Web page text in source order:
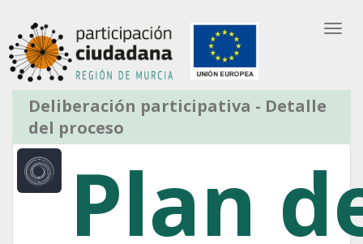
Entrar
Deliberación participativa - Detalle
del proceso
Plan